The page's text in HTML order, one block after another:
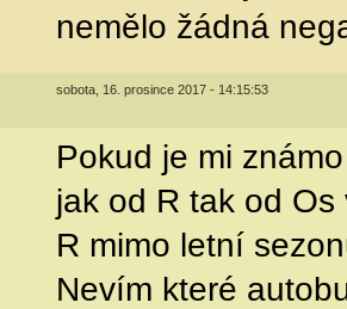
nemělo žádná
sobota, 16. prosince 2017 - 14:15:53
Pokud je mi
jak od R tak od
R mimo letní
Nevím které